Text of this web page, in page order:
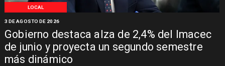
LOCAL
Gobierno destaca alza de 2,4% del Imacec
de junio y proyecta un segundo semestre
más dinámico
3 DE AGOSTO DE 2026